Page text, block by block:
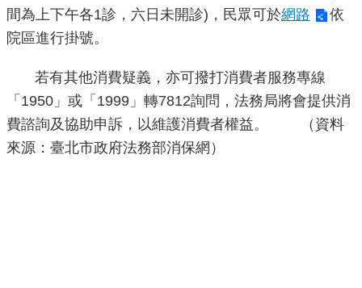
地
服
間為上下午各1診，六日未開診)，民眾可於網路
依
院區進行掛號。
若有其他消費疑義，亦可撥打消費者服務專線
「1950」或「1999」轉7812詢問，法務局將會提供消
費諮詢及協助申訴，以維護消費者權益。 （資料
來源：臺北市政府法務部消保網）